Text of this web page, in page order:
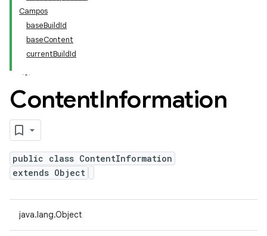
Campos
baseBuildId
baseContent
currentBuildId
ContentInformation
public class ContentInformation
extends Object
java.lang.Object